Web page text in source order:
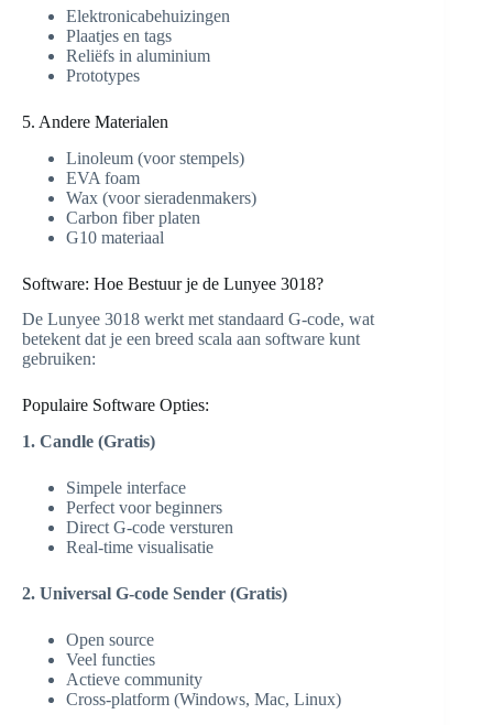
Elektronicabehuizingen
Plaatjes en tags
Reliëfs in aluminium
Prototypes
5. Andere Materialen
Linoleum (voor stempels)
EVA foam
Wax (voor sieradenmakers)
Carbon fiber platen
G10 materiaal
Software: Hoe Bestuur je de Lunyee 3018?
De Lunyee 3018 werkt met standaard G-code, wat
betekent dat je een breed scala aan software kunt
gebruiken:
Populaire Software Opties:
1. Candle (Gratis)
Simpele interface
Perfect voor beginners
Direct G-code versturen
Real-time visualisatie
2. Universal G-code Sender (Gratis)
Open source
Veel functies
Actieve community
Cross-platform (Windows, Mac, Linux)